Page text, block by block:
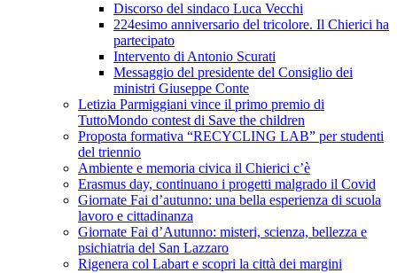
Discorso del sindaco Luca Vecchi
224esimo anniversario del tricolore. Il Chierici ha
partecipato
Intervento di Antonio Scurati
Messaggio del presidente del Consiglio dei
ministri Giuseppe Conte
Letizia Parmiggiani vince il primo premio di
TuttoMondo contest di Save the children
Proposta formativa “RECYCLING LAB” per studenti
del triennio
Ambiente e memoria civica il Chierici c’è
Erasmus day, continuano i progetti malgrado il Covid
Giornate Fai d’autunno: una bella esperienza di scuola
lavoro e cittadinanza
Giornate Fai d’Autunno: misteri, scienza, bellezza e
psichiatria del San Lazzaro
Rigenera col Labart e scopri la città dei margini